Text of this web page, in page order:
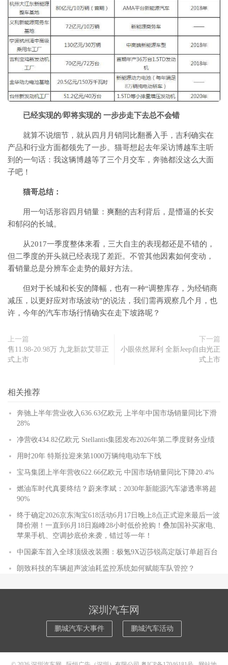
已经实现的/即将实现的 一步步走下去总不会错
就算不说细节，就从四月月销同比翻番入手，吉利确实在
产品和行业方面都领先了一步。猫哥想起去年采访博越车主听
到的一句话：我这辆博越等了三个月交车，奔驰都没这么大面
子吧！
猫哥总结：
用一句话形容四月销量：爽翻的吉利背后，是懵逼的长安
和郁闷的长城。
从2017一季度整体来看，三大自主的表现都还是不错的，
但二季度的开头就已经表现了差距。不管其他因素如何变动，
看销量总是分辨车企走势的最好方法。
但对于长城和长安的降幅，也有一种“调整库存，为经销商
减压，以更好应对市场波动”的说法，我们需再观察几个月，也
许，今年的汽车市场行情确实在走下坡路呢？
上一篇
售11.98-20.98万 九龙新款艾菲正
式上市
下一篇
小眼依然犀利 全新Jeep自由光正
式上市
相关推荐
奔驰上半年营业收入636.63亿欧元 上半年中国市场销量同比下滑
28%
净营收434.82亿欧元 Stellantis集团发布2026年第二季度财务业绩
用时20年 特斯拉迎来第1000万辆纯电动车下线
宝马集团上半年营收622.66亿欧元 中国市场销量同比下降20.4%
燃油车时代真要终结？蔚来李斌：2030年新能源汽车渗透率将超
90%
终于确定2026京东淘宝618活动6月17日晚上8点正式迎来最后一波
降价潮！一直到6月18日巅峰28小时低价抢购！叠加国补买家电、
苹果手机、空调抄底价来袭，错过等一年！
中国豪车首入全球顶级改装圈：极氪9X迈莎锐高定版订单超百台
朗致科技的车辆超声波油耗监控系统如何赋能车队管控？
深圳汽车网
鹏城汽车大事件 鹏城汽车活动